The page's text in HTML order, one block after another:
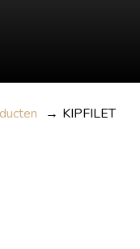
→ KIPFILET